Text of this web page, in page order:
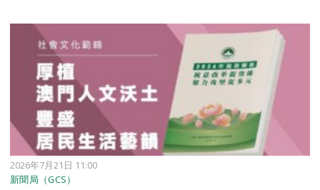
2026年7月21日 11:00
新聞局（GCS）